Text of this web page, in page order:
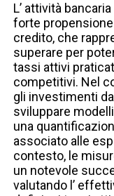
L’ attività
forte
credito, che
superare per
tassi attivi
competitivi. Nel
gli investimenti
sviluppare
una
associato alle
contesto, le
un notevole
valutando l’